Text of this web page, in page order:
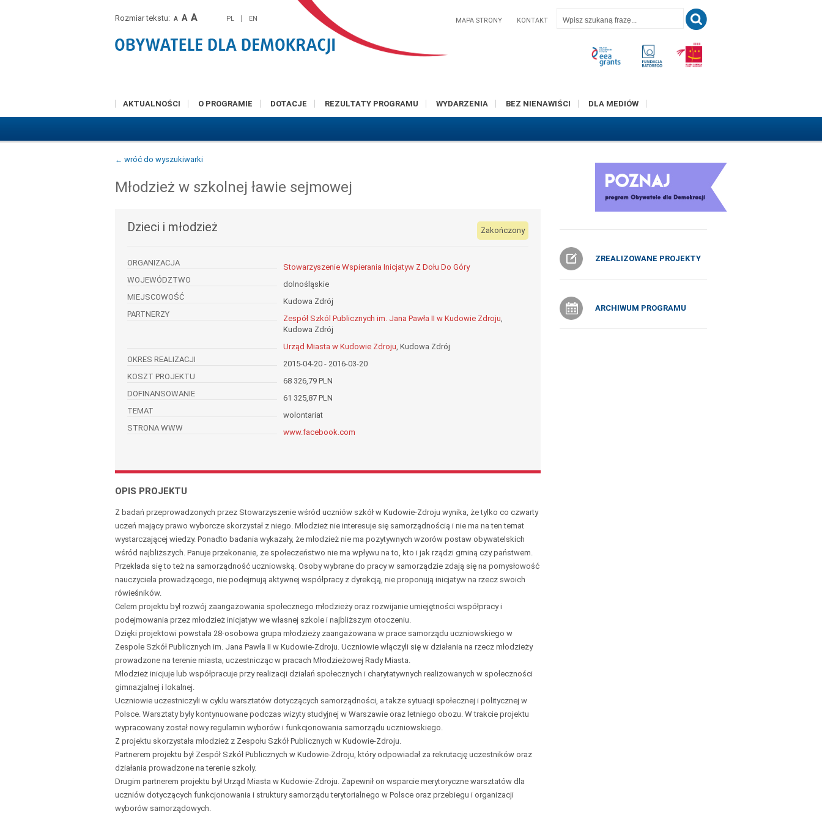
Rozmiar tekstu: A A A PL | EN MAPA STRONY KONTAKT
AKTUALNOŚCI O PROGRAMIE DOTACJE REZULTATY PROGRAMU WYDARZENIA BEZ NIENAWIŚCI DLA MEDIÓW
← wróć do wyszukiwarki
Młodzież w szkolnej ławie sejmowej
Dzieci i młodzież Zakończony
ORGANIZACJA
Stowarzyszenie Wspierania Inicjatyw Z Dołu Do Góry
WOJEWÓDZTWO
dolnośląskie
MIEJSCOWOŚĆ
Kudowa Zdrój
PARTNERZY
Zespół Szkól Publicznych im. Jana Pawła II w Kudowie Zdroju,
Kudowa Zdrój
Urząd Miasta w Kudowie Zdroju, Kudowa Zdrój
OKRES REALIZACJI
2015-04-20 - 2016-03-20
KOSZT PROJEKTU
68 326,79 PLN
DOFINANSOWANIE
61 325,87 PLN
TEMAT
wolontariat
STRONA WWW
www.facebook.com
OPIS PROJEKTU
Z badań przeprowadzonych przez Stowarzyszenie wśród uczniów szkół w Kudowie-Zdroju wynika, że tylko co czwarty
uczeń mający prawo wyborcze skorzystał z niego. Młodzież nie interesuje się samorządnością i nie ma na ten temat
wystarczającej wiedzy. Ponadto badania wykazały, że młodzież nie ma pozytywnych wzorów postaw obywatelskich
wśród najbliższych. Panuje przekonanie, że społeczeństwo nie ma wpływu na to, kto i jak rządzi gminą czy państwem.
Przekłada się to też na samorządność uczniowską. Osoby wybrane do pracy w samorządzie zdają się na pomysłowość
nauczyciela prowadzącego, nie podejmują aktywnej współpracy z dyrekcją, nie proponują inicjatyw na rzecz swoich
rówieśników.
Celem projektu był rozwój zaangażowania społecznego młodzieży oraz rozwijanie umiejętności współpracy i
podejmowania przez młodzież inicjatyw we własnej szkole i najbliższym otoczeniu.
Dzięki projektowi powstała 28-osobowa grupa młodzieży zaangażowana w prace samorządu uczniowskiego w
Zespole Szkół Publicznych im. Jana Pawła II w Kudowie-Zdroju. Uczniowie włączyli się w działania na rzecz młodzieży
prowadzone na terenie miasta, uczestnicząc w pracach Młodzieżowej Rady Miasta.
Młodzież inicjuje lub współpracuje przy realizacji działań społecznych i charytatywnych realizowanych w społeczności
gimnazjalnej i lokalnej.
Uczniowie uczestniczyli w cyklu warsztatów dotyczących samorządności, a także sytuacji społecznej i politycznej w
Polsce. Warsztaty były kontynuowane podczas wizyty studyjnej w Warszawie oraz letniego obozu. W trakcie projektu
wypracowany został nowy regulamin wyborów i funkcjonowania samorządu uczniowskiego.
Z projektu skorzystała młodzież z Zespołu Szkół Publicznych w Kudowie-Zdroju.
Partnerem projektu był Zespół Szkół Publicznych w Kudowie-Zdroju, który odpowiadał za rekrutację uczestników oraz
działania prowadzone na terenie szkoły.
Drugim partnerem projektu był Urząd Miasta w Kudowie-Zdroju. Zapewnił on wsparcie merytoryczne warsztatów dla
uczniów dotyczących funkcjonowania i struktury samorządu terytorialnego w Polsce oraz przebiegu i organizacji
wyborów samorządowych.
ZREALIZOWANE PROJEKTY
ARCHIWUM PROGRAMU